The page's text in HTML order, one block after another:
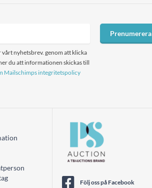
nyhetsbrev. genom att klicka
du att informationen skickas till
Mailschimps integritetspolicy
Prenumerera
Följ oss på Facebook